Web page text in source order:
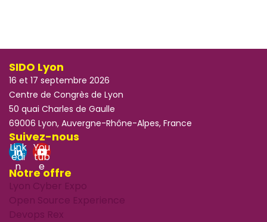
SIDO Lyon
16 et 17 septembre 2026
Centre de Congrès de Lyon
50 quai Charles de Gaulle
69006 Lyon, Auvergne-Rhône-Alpes, France
Suivez-nous
Link
edi
n
You
tub
e
Notre offre
Lyon Cyber Expo
Open Source Experience
Devops Rex